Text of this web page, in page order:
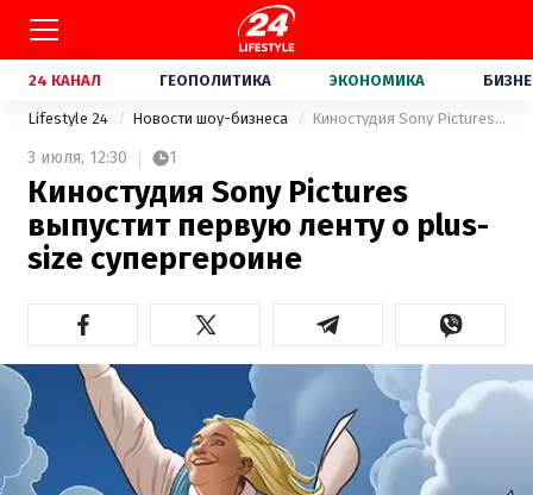
24 КАНАЛ ГЕОПОЛИТИКА ЭКОНОМИКА
Lifestyle 24 Новости шоу-бизнеса Киностудия Sony Pictures выпустит первую ленту о plus-size супергероине
3 июля, 12:30 1
Киностудия Sony Pictures
выпустит первую ленту о plus-
size супергероине